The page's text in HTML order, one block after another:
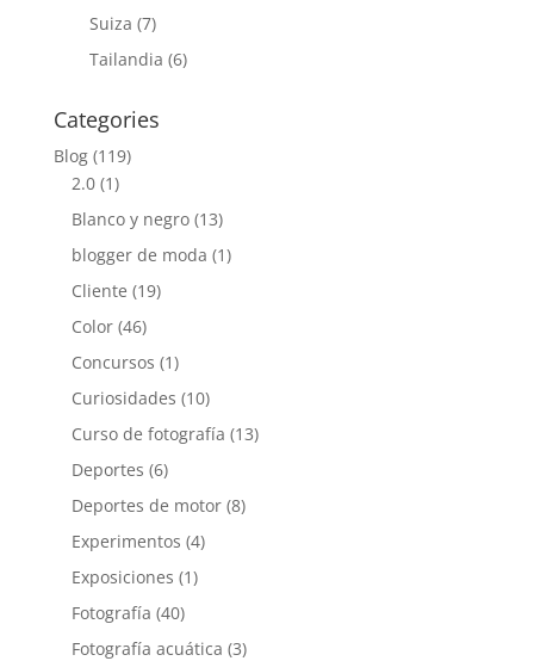
Suiza (7)
Tailandia (6)
Categories
Blog(119)
2.0(1)
Blanco y negro(13)
blogger de moda (1)
Cliente (19)
Color(46)
Concursos (1)
Curiosidades (10)
Curso de fotografía (13)
Deportes (6)
Deportes de motor(8)
Experimentos (4)
Exposiciones (1)
Fotografía (40)
Fotografía acuática (3)